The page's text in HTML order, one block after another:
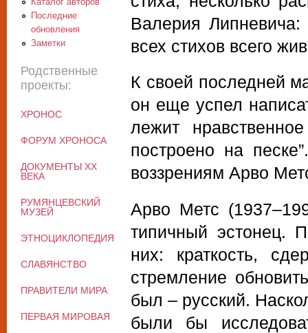
Валерия
всех стихов всего
К своей последней
он еще успел
лежит
построено на
воззрениям Арво
Арво Метc
типичный эстонец.
них: краткость,
стремление
был – русский.
были бы
Последние
обновления
Заметки
Родственные
проекты:
ХРОНОС
ФОРУМ ХРОНОСА
ДОКУМЕНТЫ XX
ВЕКА
РУМЯНЦЕВСКИЙ
МУЗЕЙ
ЭТНОЦИКЛОПЕДИЯ
СЛАВЯНСТВО
ПРАВИТЕЛИ МИРА
ПЕРВАЯ МИРОВАЯ